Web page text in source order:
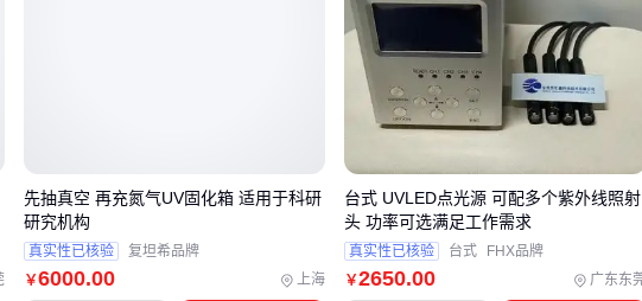
抗渣侵蚀能力不足，被熔融物渗透形成结构弱点
热震稳定性弱，急冷急热时产生网状裂纹
这类问题不会立刻显现，但会以每年20%-30%的速度加速内衬
能显著改善这种情况，其特有的
钙铝酸盐矿物相在高温下会转化为更稳定的陶瓷结构。
三、不同窑炉温度该选哪种耐火水泥？
根据工作温度区间和化学环境，可以这样匹配：
￥6000.00 上海
先抽真空 再充氮气UV固化箱 适用于科研
研究机构
真实性已核验 复坦希品牌
￥2650.00 广东东
台式 UVLED点光源 可配多个紫外线照射
头 功率可选满足工作需求
真实性已核验 台式 FHX品牌